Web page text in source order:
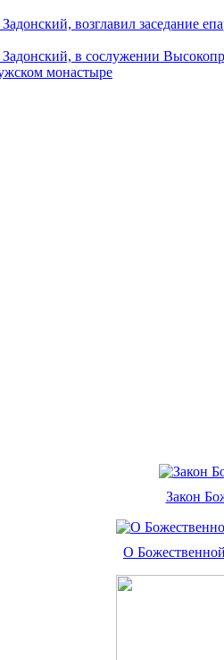
возглавил заседание
в сослужении
монастыре
Закон
О